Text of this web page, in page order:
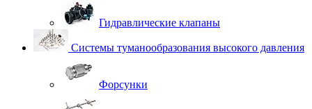
Гидравлические клапаны
Системы туманообразования высокого давления
Форсунки